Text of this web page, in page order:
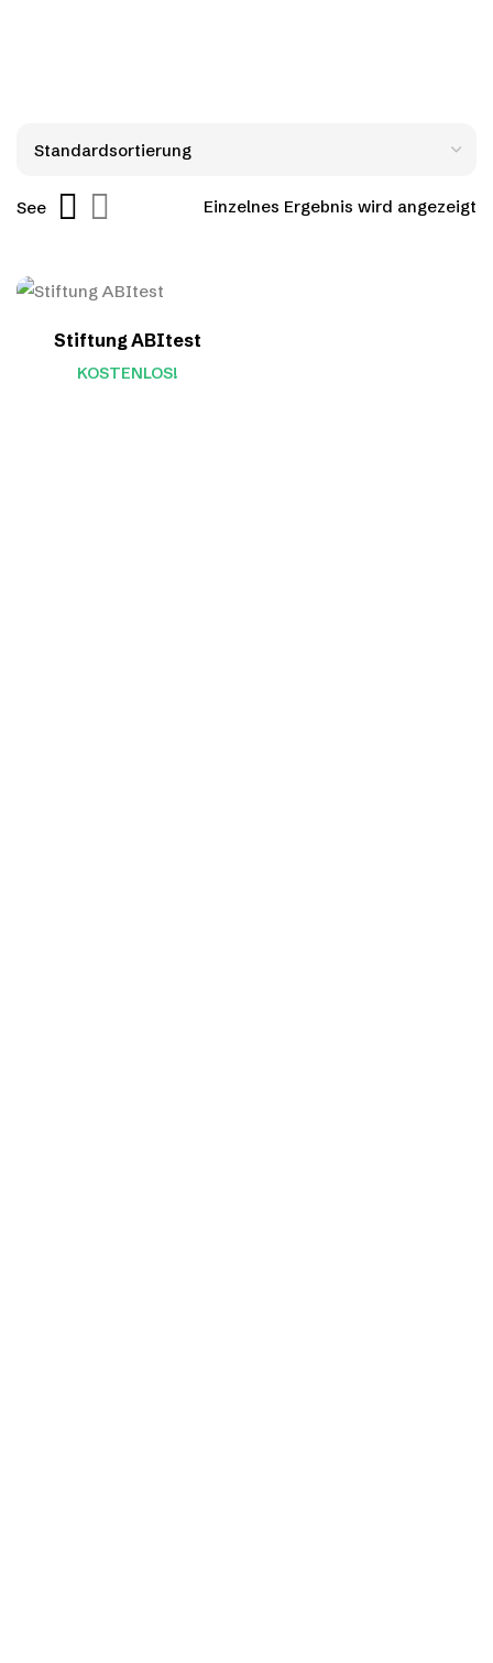
Einzelnes Ergebnis wird angezeigt
See
Stiftung ABItest
KOSTENLOS!